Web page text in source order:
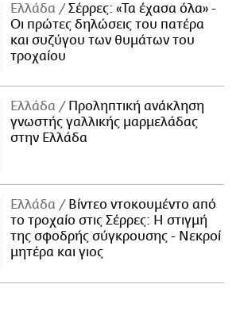
Ελλάδα
Σέρρες: «Τα έχασα όλα» -
Οι πρώτες δηλώσεις του πατέρα
και συζύγου των θυμάτων του
τροχαίου
Ελλάδα
Προληπτική ανάκληση
γνωστής γαλλικής μαρμελάδας
στην Ελλάδα
Ελλάδα
Βίντεο ντοκουμέντο από
το τροχαίο στις Σέρρες: Η στιγμή
της σφοδρής σύγκρουσης - Νεκροί
μητέρα και γιος